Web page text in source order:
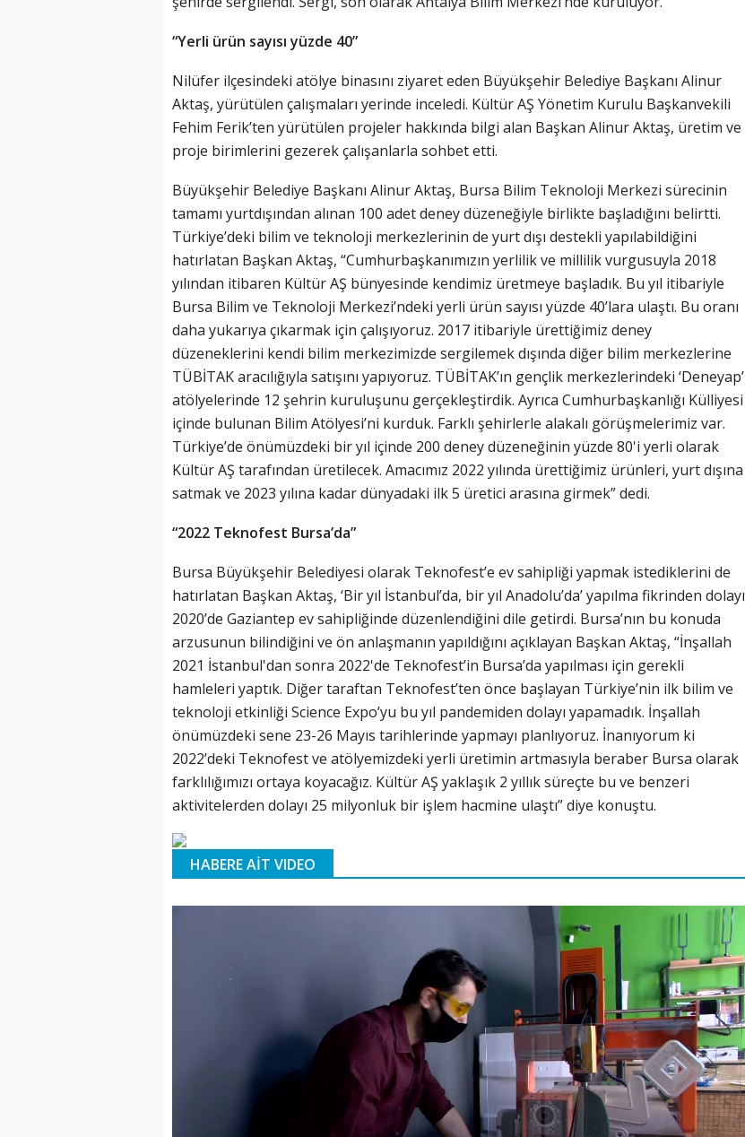
“Yerli ürün sayısı yüzde 40”
Nilüfer ilçesindeki atölye binasını ziyaret eden Büyükşehir Belediye Başkanı Alinur
Aktaş, yürütülen çalışmaları yerinde inceledi. Kültür AŞ Yönetim Kurulu Başkanvekili
Fehim Ferik’ten yürütülen projeler hakkında bilgi alan Başkan Alinur Aktaş, üretim ve
proje birimlerini gezerek çalışanlarla sohbet etti.
Büyükşehir Belediye Başkanı Alinur Aktaş, Bursa Bilim Teknoloji Merkezi sürecinin
tamamı yurtdışından alınan 100 adet deney düzeneğiyle birlikte başladığını belirtti.
Türkiye’deki bilim ve teknoloji merkezlerinin de yurt dışı destekli yapılabildiğini
hatırlatan Başkan Aktaş, “Cumhurbaşkanımızın yerlilik ve millilik vurgusuyla 2018
yılından itibaren Kültür AŞ bünyesinde kendimiz üretmeye başladık. Bu yıl itibariyle
Bursa Bilim ve Teknoloji Merkezi’ndeki yerli ürün sayısı yüzde 40’lara ulaştı. Bu oranı
daha yukarıya çıkarmak için çalışıyoruz. 2017 itibariyle ürettiğimiz deney
düzeneklerini kendi bilim merkezimizde sergilemek dışında diğer bilim merkezlerine
TÜBİTAK aracılığıyla satışını yapıyoruz. TÜBİTAK’ın gençlik merkezlerindeki ‘Deneyap’
atölyelerinde 12 şehrin kuruluşunu gerçekleştirdik. Ayrıca Cumhurbaşkanlığı Külliyesi
içinde bulunan Bilim Atölyesi’ni kurduk. Farklı şehirlerle alakalı görüşmelerimiz var.
Türkiye’de önümüzdeki bir yıl içinde 200 deney düzeneğinin yüzde 80'i yerli olarak
Kültür AŞ tarafından üretilecek. Amacımız 2022 yılında ürettiğimiz ürünleri, yurt dışına
satmak ve 2023 yılına kadar dünyadaki ilk 5 üretici arasına girmek” dedi.
“2022 Teknofest Bursa’da”
Bursa Büyükşehir Belediyesi olarak Teknofest’e ev sahipliği yapmak istediklerini de
hatırlatan Başkan Aktaş, ‘Bir yıl İstanbul’da, bir yıl Anadolu’da’ yapılma fikrinden dolayı
2020’de Gaziantep ev sahipliğinde düzenlendiğini dile getirdi. Bursa’nın bu konuda
arzusunun bilindiğini ve ön anlaşmanın yapıldığını açıklayan Başkan Aktaş, “İnşallah
2021 İstanbul'dan sonra 2022'de Teknofest’in Bursa’da yapılması için gerekli
hamleleri yaptık. Diğer taraftan Teknofest’ten önce başlayan Türkiye’nin ilk bilim ve
teknoloji etkinliği Science Expo’yu bu yıl pandemiden dolayı yapamadık. İnşallah
önümüzdeki sene 23-26 Mayıs tarihlerinde yapmayı planlıyoruz. İnanıyorum ki
2022’deki Teknofest ve atölyemizdeki yerli üretimin artmasıyla beraber Bursa olarak
farklılığımızı ortaya koyacağız. Kültür AŞ yaklaşık 2 yıllık süreçte bu ve benzeri
aktivitelerden dolayı 25 milyonluk bir işlem hacmine ulaştı” diye konuştu.
HABERE AİT VIDEO